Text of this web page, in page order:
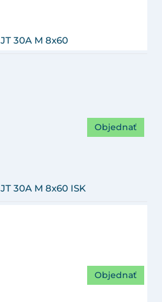
JT 30A M 8x60
JT 30A M 8x60 ISK
Objednať
Objednať